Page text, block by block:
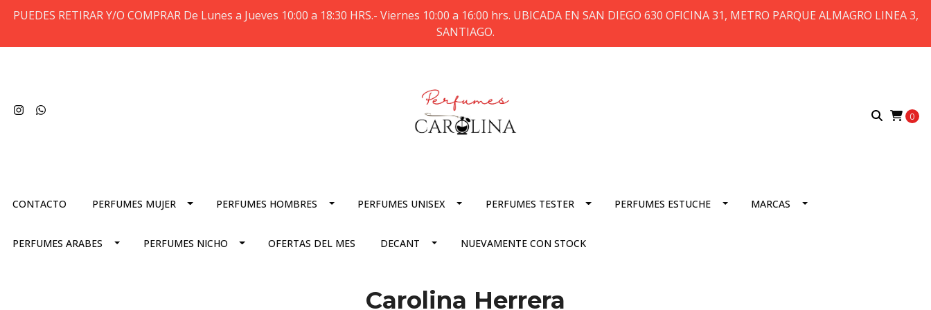
PUEDES RETIRAR Y/O COMPRAR De Lunes a Jueves 10:00 a 18:30 HRS.- Viernes 10:00 a 16:00 hrs. UBICADA EN SAN DIEGO 630 OFICINA 31, METRO PARQUE ALMAGRO LINEA 3,
SANTIAGO.
0
CONTACTO PERFUMES MUJER PERFUMES HOMBRES PERFUMES UNISEX PERFUMES TESTER PERFUMES ESTUCHE MARCAS
PERFUMES ARABES PERFUMES NICHO OFERTAS DEL MES DECANT NUEVAMENTE CON STOCK
Carolina Herrera